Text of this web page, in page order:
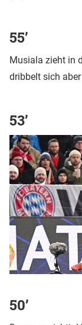
55’
Musiala zieht in
dribbelt sich
53’
50’